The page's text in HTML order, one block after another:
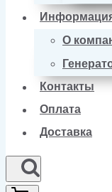
О
Контакты
Оплата
Доставка